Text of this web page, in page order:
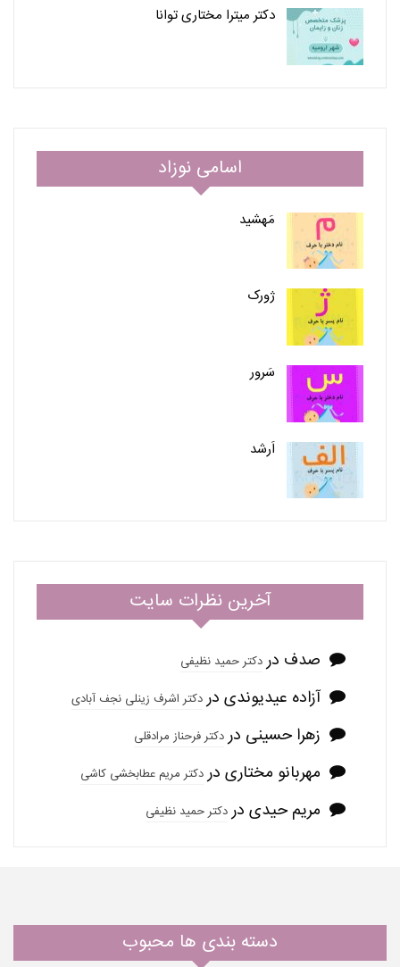
دکتر میترا مختاری توانا
اسامی نوزاد
مَهشید
ژورک
سَرور
اَرشد
آخرین نظرات سایت
صدف دردکتر حمید نظیفی
آزاده عیدیوندی دردکتر اشرف زینلی نجف آبادی
زهرا حسینی دردکتر فرحناز مرادقلی
مهربانو مختاری دردکتر مریم عطابخشی کاشی
مریم حیدی دردکتر حمید نظیفی
دسته بندی ها محبوب